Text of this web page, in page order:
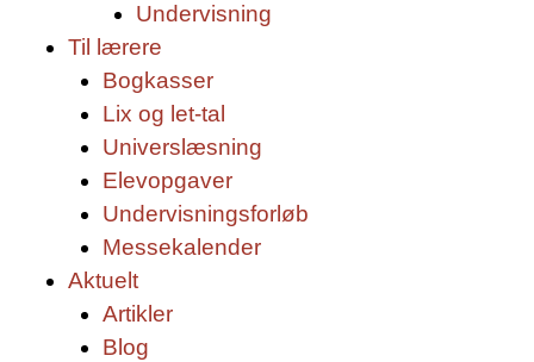
Undervisning
Til lærere
Bogkasser
Lix og let-tal
Universlæsning
Elevopgaver
Undervisningsforløb
Messekalender
Aktuelt
Artikler
Blog